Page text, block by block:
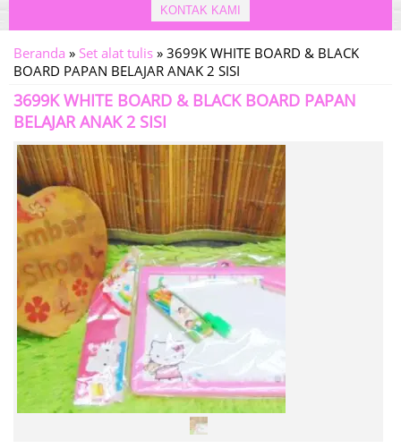
KONTAK KAMI
Beranda » Set alat tulis » 3699K WHITE BOARD & BLACK
BOARD PAPAN BELAJAR ANAK 2 SISI
3699K WHITE BOARD & BLACK BOARD PAPAN
BELAJAR ANAK 2 SISI